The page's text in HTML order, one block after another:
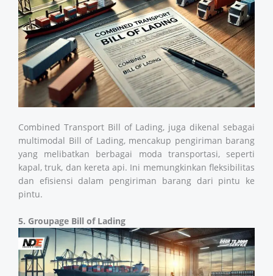
Combined Transport Bill of Lading, juga dikenal sebagai
multimodal Bill of Lading, mencakup pengiriman barang
yang melibatkan berbagai moda transportasi, seperti
kapal, truk, dan kereta api. Ini memungkinkan fleksibilitas
dan efisiensi dalam pengiriman barang dari pintu ke
pintu.
5. Groupage Bill of Lading